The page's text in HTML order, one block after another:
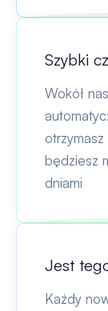
Szybki
Wokół
będziesz
dniami
Jest
Każdy